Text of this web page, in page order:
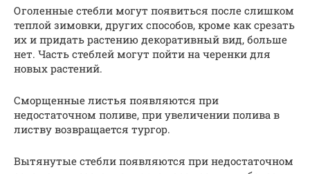
Оголенные стебли могут появиться после слишком
теплой зимовки, других способов, кроме как срезать
их и придать растению декоративный вид, больше
нет. Часть стеблей могут пойти на черенки для
новых растений.
Сморщенные листья появляются при
недостаточном поливе, при увеличении полива в
листву возвращается тургор.
Вытянутые стебли появляются при недостаточном